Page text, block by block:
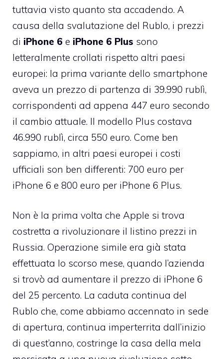
tuttavia visto quanto sta accadendo. A
causa della svalutazione del Rublo, i prezzi
di iPhone 6 e iPhone 6 Plus sono
letteralmente crollati rispetto altri paesi
europei: la prima variante dello smartphone
aveva un prezzo di partenza di 39.990 rublì,
corrispondenti ad appena 447 euro secondo
il cambio attuale. Il modello Plus costava
46.990 rublì, circa 550 euro. Come ben
sappiamo, in altri paesi europei i costi
ufficiali son ben differenti: 700 euro per
iPhone 6 e 800 euro per iPhone 6 Plus.
Non è la prima volta che Apple si trova
costretta a rivoluzionare il listino prezzi in
Russia. Operazione simile era già stata
effettuata lo scorso mese, quando l’azienda
si trovò ad aumentare il prezzo di iPhone 6
del 25 percento. La caduta continua del
Rublo che, come abbiamo accennato in sede
di apertura, continua imperterrita dall’inizio
di quest’anno, costringe la casa della mela